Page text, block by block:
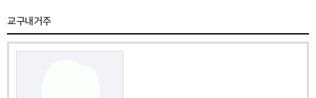
교구내거주